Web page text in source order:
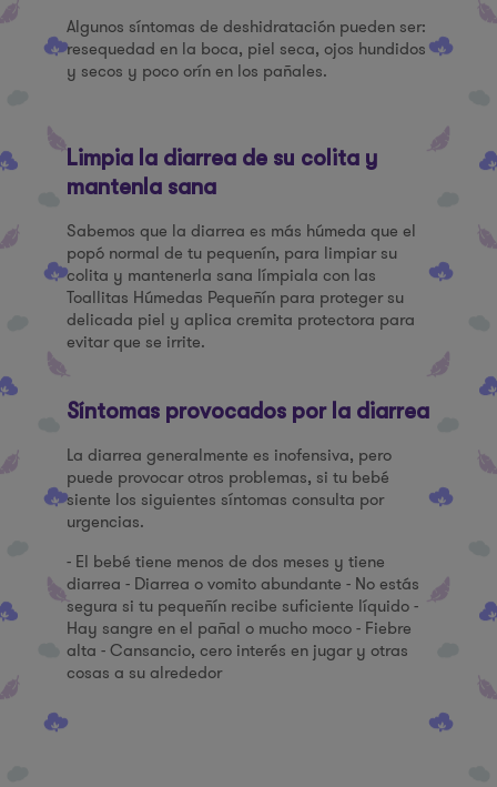
Algunos síntomas de deshidratación pueden ser:
resequedad en la boca, piel seca, ojos hundidos
y secos y poco orín en los pañales.
Limpia la diarrea de su colita y
mantenla sana
Sabemos que la diarrea es más húmeda que el
popó normal de tu pequenín, para limpiar su
colita y mantenerla sana límpiala con las
Toallitas Húmedas Pequeñín para proteger su
delicada piel y aplica cremita protectora para
evitar que se irrite.
Síntomas provocados por la diarrea
La diarrea generalmente es inofensiva, pero
puede provocar otros problemas, si tu bebé
siente los siguientes síntomas consulta por
urgencias.
- El bebé tiene menos de dos meses y tiene
diarrea - Diarrea o vomito abundante - No estás
segura si tu pequeñín recibe suficiente líquido -
Hay sangre en el pañal o mucho moco - Fiebre
alta - Cansancio, cero interés en jugar y otras
cosas a su alrededor